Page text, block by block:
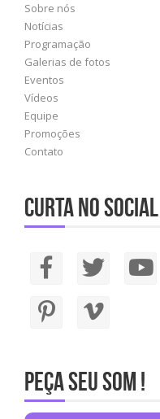
Sobre nós
Notícias
Programação
Galerias de fotos
Eventos
Vídeos
Equipe
Promoções
Contato
Curta no social
PEÇA SEU SOM !